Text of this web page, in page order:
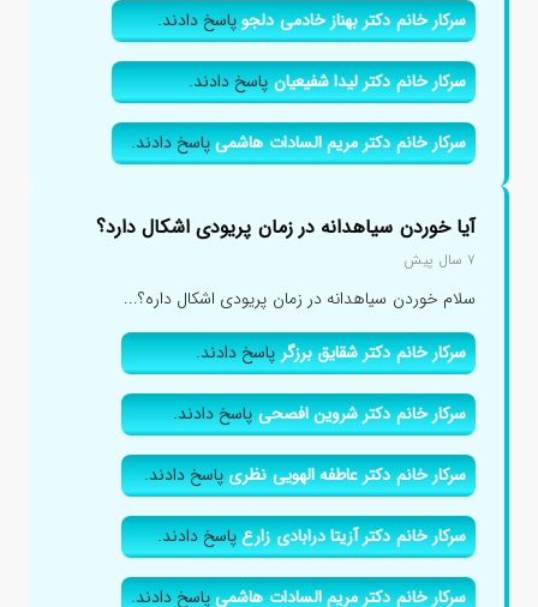
سرکار خانم دکتر بهناز خادمی دلجوپاسخ دادند.
سرکار خانم دکتر لیدا شفیعیانپاسخ دادند.
سرکار خانم دکتر مریم السادات هاشمیپاسخ دادند.
آیا خوردن سیاهدانه در زمان پریودی اشکال دارد؟
۷ سال پیش
سلام خوردن سیاهدانه در زمان پریودی اشکال داره؟...
سرکار خانم دکتر شقایق برزگرپاسخ دادند.
سرکار خانم دکتر شروین افصحیپاسخ دادند.
سرکار خانم دکتر عاطفه الهویی نظریپاسخ دادند.
سرکار خانم دکتر آزیتا درابادی زارعپاسخ دادند.
سرکار خانم دکتر مریم السادات هاشمیپاسخ دادند.